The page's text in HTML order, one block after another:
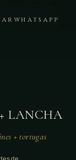
WHATSAPP
+52 999 225 8441
LANCHA
+ tortugas